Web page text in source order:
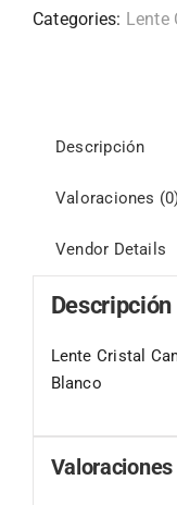
Categories: Lente
Descripción
Valoraciones
Vendor Details
Descripción
Lente Cristal
Blanco
Valoraciones